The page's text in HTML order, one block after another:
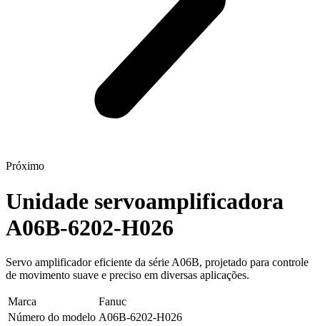
Próximo
Unidade servoamplificadora
A06B-6202-H026
Servo amplificador eficiente da série A06B, projetado para controle
de movimento suave e preciso em diversas aplicações.
Marca
Fanuc
Número do modelo A06B-6202-H026